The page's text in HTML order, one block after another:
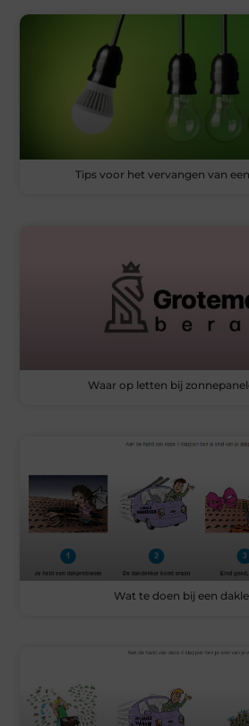
Tips voor het vervangen van
Waar op letten bij
Wat te doen bij een